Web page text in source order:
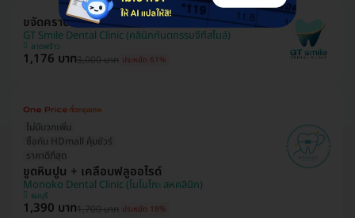
ขจัดคราบ ด้วย Airflow
GT Smile Dental Clinic (คลินิกทันตกรรมจีทีสไมล์)
ลาดพร้าว
1,176 บาท3,000 บาท ประหยัด 61%
ไม่มีบวกเพิ่ม
ซื้อกับ HDmall คุ้มชัวร์
ราคาดีที่สุด
ขูดหินปูน + เคลือบฟลูออไรด์
Monoko Dental Clinic (โมโนโกะ สหคลินิก)
ธนบุรี
1,390 บาท1,700 บาท ประหยัด 18%